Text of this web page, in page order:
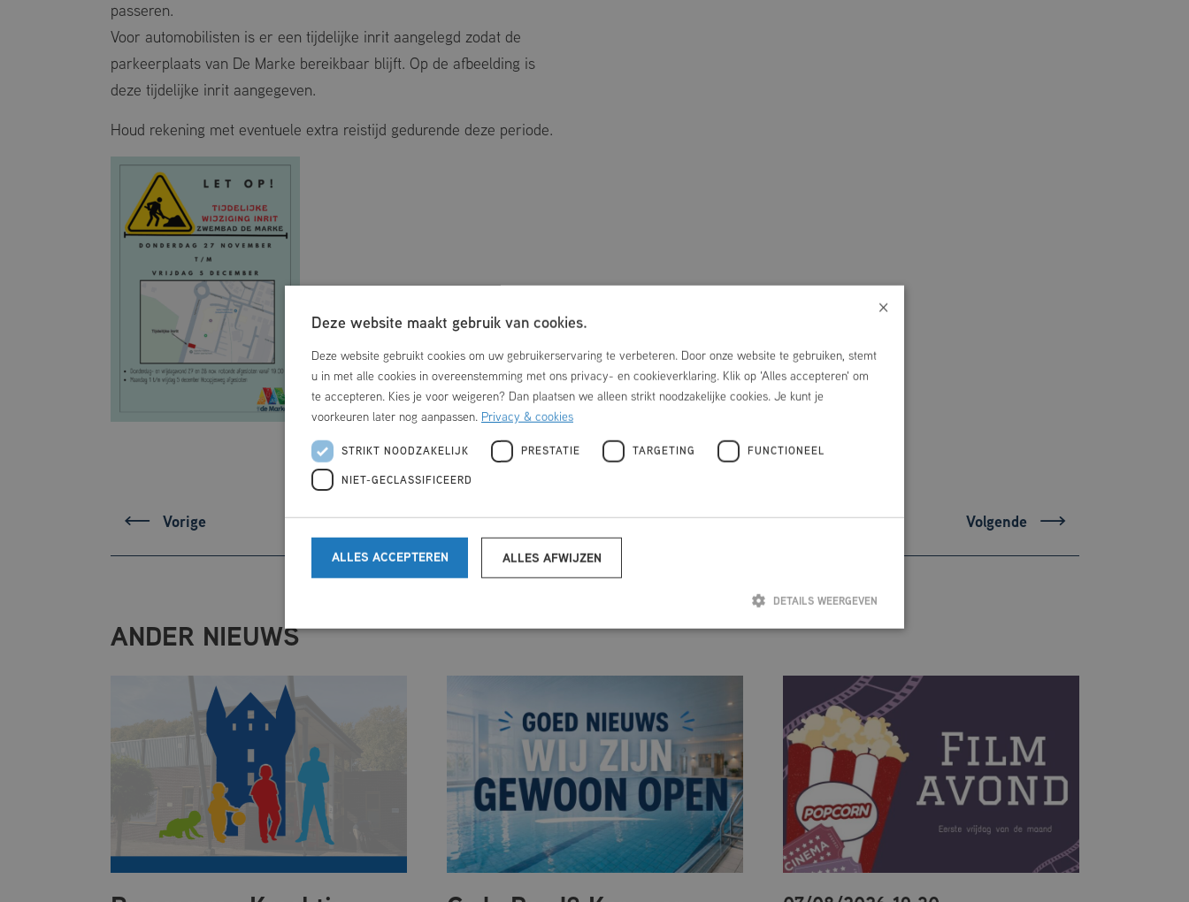
passeren.
Voor automobilisten is er een tijdelijke inrit aangelegd zodat de
parkeerplaats van De Marke bereikbaar blijft. Op de afbeelding is
deze tijdelijke inrit aangegeven.
Houd rekening met eventuele extra reistijd gedurende deze periode.
Vorige Volgende
ANDER NIEUWS
×
Deze website maakt gebruik van cookies.
Deze website gebruikt cookies om uw gebruikerservaring te verbeteren. Door onze website te gebruiken, stemt
u in met alle cookies in overeenstemming met ons privacy- en cookieverklaring. Klik op 'Alles accepteren' om
te accepteren. Kies je voor weigeren? Dan plaatsen we alleen strikt noodzakelijke cookies. Je kunt je
voorkeuren later nog aanpassen. Privacy & cookies
STRIKT NOODZAKELIJK PRESTATIE TARGETING FUNCTIONEEL
NIET-GECLASSIFICEERD
ALLES ACCEPTEREN ALLES AFWIJZEN
DETAILS WEERGEVEN
Strikt noodzakelijke cookies maken de kernfunctionaliteiten van de website mogelijk, zoals gebruikersaanmelding en accountbeheer. De
Vervaldatum Omschrijving
CookieScriptConsent
mfcdemarke.nl
4 weken 2
dagen
Deze cookie wordt gebruikt door de Cookie-Script.com-service om de
cookievoorkeuren van bezoekers te onthouden. De cookie-banner van
Cookie-Script.com is noodzakelijk om correct te werken.
Naam
Aanbieder
/
Vervaldatum Omschrijving